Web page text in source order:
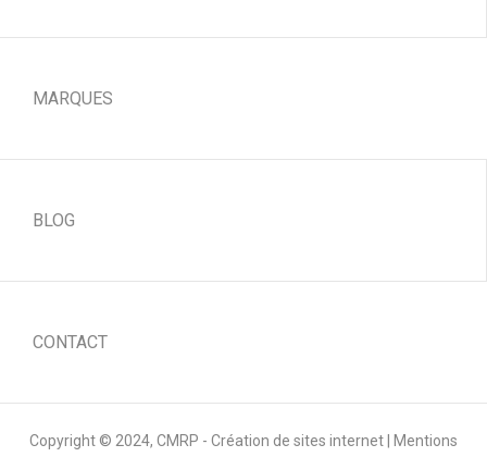
MARQUES
BLOG
CONTACT
Copyright © 2024, CMRP - Création de sites internet Mentions